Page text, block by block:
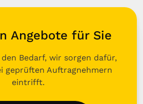
Angebote für Sie
Bedarf, wir sorgen dafür,
geprüften Auftragnehmern
eintrifft.